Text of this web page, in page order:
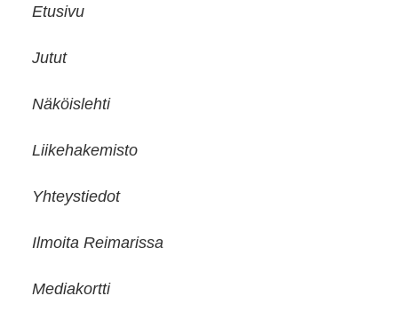
Etusivu
Jutut
Näköislehti
Liikehakemisto
Yhteystiedot
Ilmoita Reimarissa
Mediakortti